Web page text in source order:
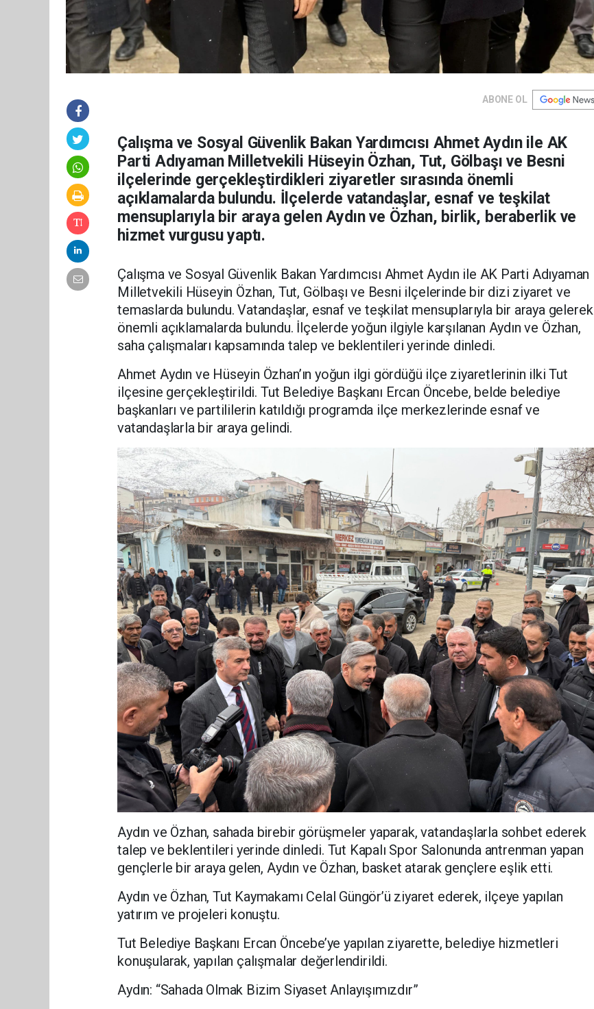
ABONE OL
Çalışma ve Sosyal Güvenlik Bakan Yardımcısı Ahmet Aydın ile AK
Parti Adıyaman Milletvekili Hüseyin Özhan, Tut, Gölbaşı ve Besni
ilçelerinde gerçekleştirdikleri ziyaretler sırasında önemli
açıklamalarda bulundu. İlçelerde vatandaşlar, esnaf ve teşkilat
mensuplarıyla bir araya gelen Aydın ve Özhan, birlik, beraberlik ve
hizmet vurgusu yaptı.
Çalışma ve Sosyal Güvenlik Bakan Yardımcısı Ahmet Aydın ile AK Parti Adıyaman
Milletvekili Hüseyin Özhan, Tut, Gölbaşı ve Besni ilçelerinde bir dizi ziyaret ve
temaslarda bulundu. Vatandaşlar, esnaf ve teşkilat mensuplarıyla bir araya gelerek
önemli açıklamalarda bulundu. İlçelerde yoğun ilgiyle karşılanan Aydın ve Özhan,
saha çalışmaları kapsamında talep ve beklentileri yerinde dinledi.
Ahmet Aydın ve Hüseyin Özhan’ın yoğun ilgi gördüğü ilçe ziyaretlerinin ilki Tut
ilçesine gerçekleştirildi. Tut Belediye Başkanı Ercan Öncebe, belde belediye
başkanları ve partililerin katıldığı programda ilçe merkezlerinde esnaf ve
vatandaşlarla bir araya gelindi.
Aydın ve Özhan, sahada birebir görüşmeler yaparak, vatandaşlarla sohbet ederek
talep ve beklentileri yerinde dinledi. Tut Kapalı Spor Salonunda antrenman yapan
gençlerle bir araya gelen, Aydın ve Özhan, basket atarak gençlere eşlik etti.
Aydın ve Özhan, Tut Kaymakamı Celal Güngör’ü ziyaret ederek, ilçeye yapılan
yatırım ve projeleri konuştu.
Tut Belediye Başkanı Ercan Öncebe’ye yapılan ziyarette, belediye hizmetleri
konuşularak, yapılan çalışmalar değerlendirildi.
Aydın: “Sahada Olmak Bizim Siyaset Anlayışımızdır”